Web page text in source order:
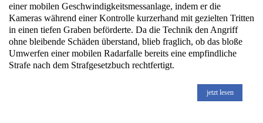
einer mobilen Geschwindigkeitsmessanlage, indem er die
Kameras während einer Kontrolle kurzerhand mit gezielten Tritten
in einen tiefen Graben beförderte. Da die Technik den Angriff
ohne bleibende Schäden überstand, blieb fraglich, ob das bloße
Umwerfen einer mobilen Radarfalle bereits eine empfindliche
Strafe nach dem Strafgesetzbuch rechtfertigt.
jetzt lesen